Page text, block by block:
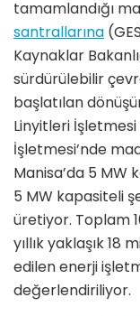
tamamlandığı
santrallarına
Kaynaklar
sürdürülebilir
başlatılan
Linyitleri
İşletmesi’nde
Manisa’da 5 MW
5 MW kapasiteli
üretiyor. Toplam
yıllık yaklaşık
edilen enerji
değerlendiriliyor.